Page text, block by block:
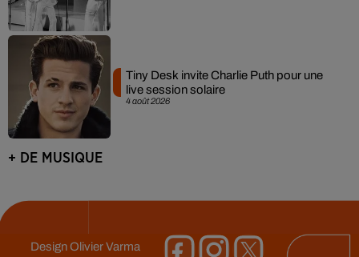
4 août 2026
Tiny Desk invite Charlie Puth pour une
live session solaire
+ DE MUSIQUE
DesignOlivier Varma